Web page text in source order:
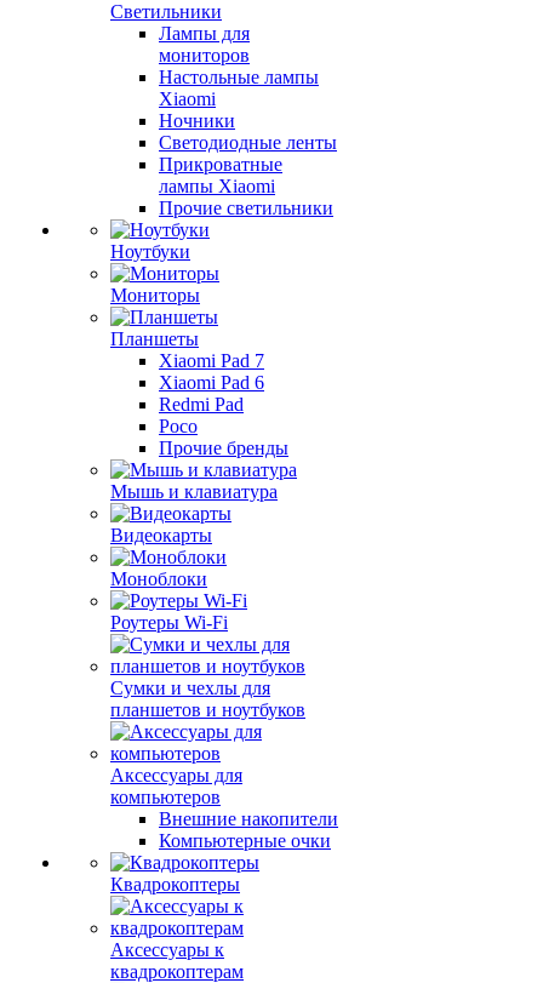
Светильники
Лампы для
мониторов
Настольные лампы
Xiaomi
Ночники
Светодиодные ленты
Прикроватные
лампы Xiaomi
Прочие светильники
Ноутбуки
Мониторы
Планшеты
Xiaomi Pad 7
Xiaomi Pad 6
Redmi Pad
Poco
Прочие бренды
Мышь и клавиатура
Видеокарты
Моноблоки
Роутеры Wi-Fi
Сумки и чехлы для
планшетов и ноутбуков
Аксессуары для
компьютеров
Внешние накопители
Компьютерные очки
Квадрокоптеры
Аксессуары к
квадрокоптерам